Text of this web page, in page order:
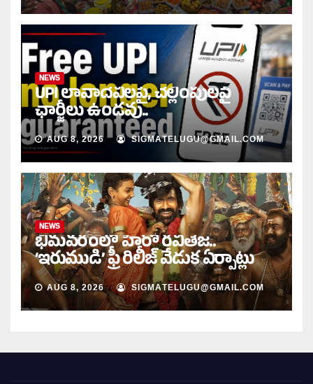
NEWS
UPI లావాదేవీలపై, చెల్లింపులపై
ఛార్జీలు ఉండవు..
AUG 8, 2026 SIGMATELUGU@GMAIL.COM
NEWS
భీమవరంలో హీరో రవితేజ..
‘ఇరుముడి’ ఫ్రీ రిలీజ్ వేడుక ఏర్పాట్లు
AUG 8, 2026 SIGMATELUGU@GMAIL.COM